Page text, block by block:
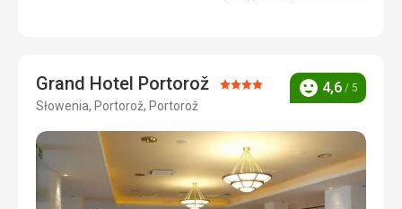
Cena 2,0 / 5
Plaża
Plaża całkowicie niewystarczająca, właściwie żadna,
morze w Portorožu najgorsze, jakie kiedykolwiek
widziałem, w Koperze i Piranie morze było
Grand Hotel Portorož Ocena:
Słowenia, Portorož, Portorož
Ocena
4,6 / 5